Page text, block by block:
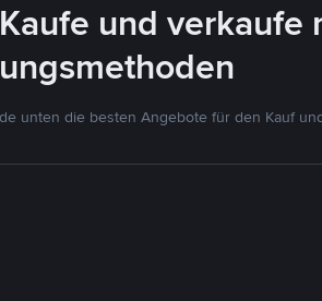
und
unten die besten Angebote für den Kauf